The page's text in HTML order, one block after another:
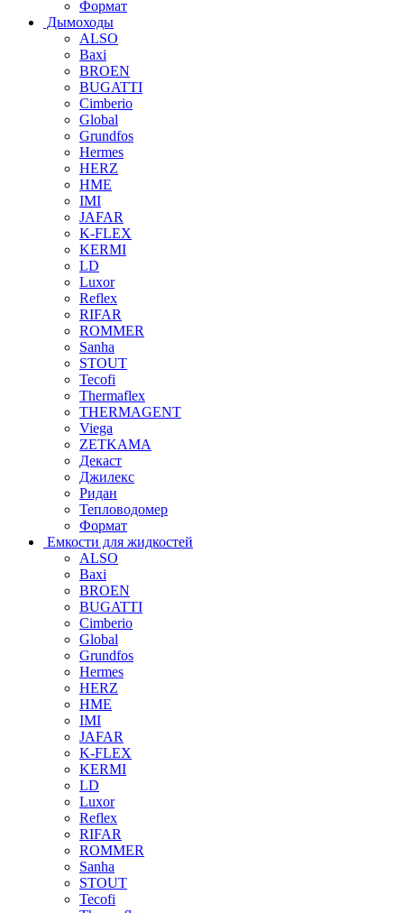
Формат
Дымоходы
ALSO
Baxi
BROEN
BUGATTI
Cimberio
Global
Grundfos
Hermes
HERZ
HME
IMI
JAFAR
K-FLEX
KERMI
LD
Luxor
Reflex
RIFAR
ROMMER
Sanha
STOUT
Tecofi
Thermaflex
THERMAGENT
Viega
ZETKAMA
Декаст
Джилекс
Ридан
Тепловодомер
Формат
Емкости для жидкостей
ALSO
Baxi
BROEN
BUGATTI
Cimberio
Global
Grundfos
Hermes
HERZ
HME
IMI
JAFAR
K-FLEX
KERMI
LD
Luxor
Reflex
RIFAR
ROMMER
Sanha
STOUT
Tecofi